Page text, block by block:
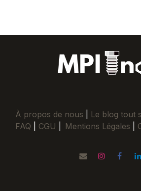
À propos de nous Le blog tout
FAQ
CGU Mentions Légales